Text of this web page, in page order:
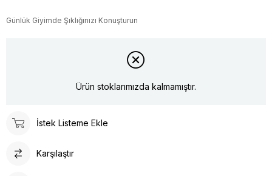
Günlük Giyimde Şıklığınızı Konuşturun
Ürün stoklarımızda kalmamıştır.
İstek Listeme Ekle
Karşılaştır